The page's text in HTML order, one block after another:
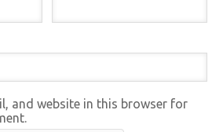
and website in this browser for